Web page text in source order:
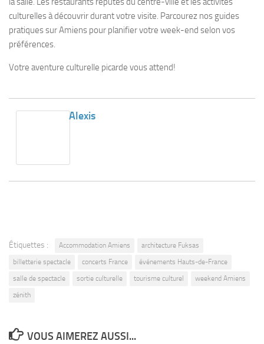
culturelles à découvrir durant votre visite. Parcourez nos guides
pratiques sur Amiens pour planifier votre week-end selon vos
préférences.
Votre aventure culturelle picarde vous attend!
Alexis
Étiquettes : Accommodation Amiens
architecture Fuksas
billetterie spectacle
concerts France
événements Hauts-de-France
salle de spectacle
sortie culturelle tourisme culturel
weekend Amiens
zénith
VOUS AIMEREZ AUSSI...